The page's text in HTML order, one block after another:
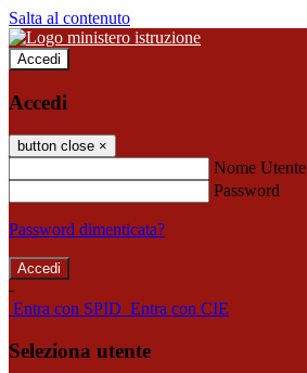
Salta al contenuto
Accedi
Accedi
button close ×
Nome Utente
Password
Password dimenticata?
-
Entra con SPID Entra con CIE
Seleziona utente